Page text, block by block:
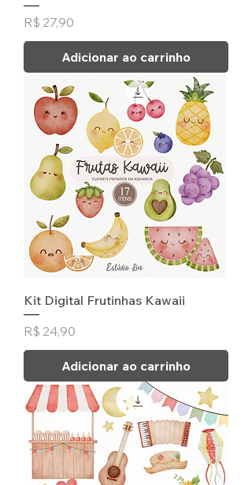
Preço
R$ 27,90
Adicionar ao carrinho
Kit Digital Frutinhas Kawaii
Preço
R$ 24,90
Adicionar ao carrinho